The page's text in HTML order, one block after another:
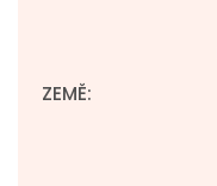
ZEMĚ: